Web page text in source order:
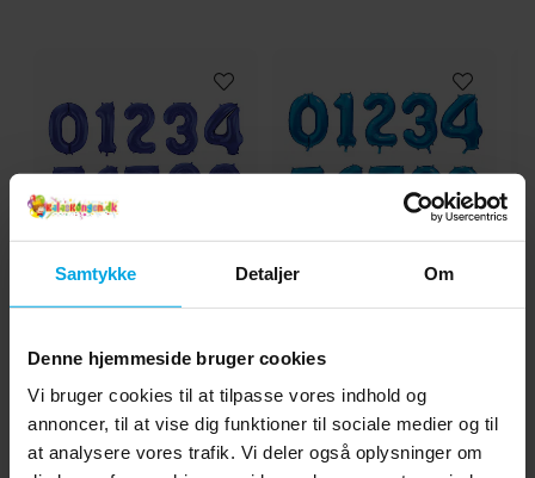
Samtykke Detaljer Om
Denne hjemmeside bruger cookies
Vi bruger cookies til at tilpasse vores indhold og
annoncer, til at vise dig funktioner til sociale medier og til
at analysere vores trafik. Vi deler også oplysninger om
Talballoner Mat
Mørkeblå 86 cm
Pris:29 kr.
29 kr.
Talballoner Satinblå 86
cm